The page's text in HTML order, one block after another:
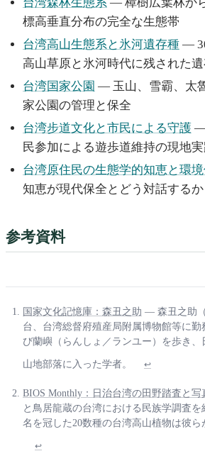
台湾森林生態系 — 樟樹広葉林か
標高垂直分布の完全な生態帯
台湾高山生態系と氷河遺存種 —
高山草原と氷河時代に残された
台湾国家公園 — 玉山、雪霸、太
家公園の管理と保全
台湾步道文化と市民による守護 —
民参加による遊歩道維持の現地
台湾原住民の生態学的知恵と環
知恵が現代保全とどう対話するか
参考資料
国家文化記憶庫：森丑之助 — 森丑之助
台、台湾総督府殖産局附属博物館等に勤
び蘭嶼（らんしょ／ランユー）を歩き
山地部落に入った学者。 ↩
BIOS Monthly：日治台湾の田野踏査と写
と鳥居龍蔵の台湾における民族学調査
名を冠した20数種の台湾高山植物は彼ら
↩